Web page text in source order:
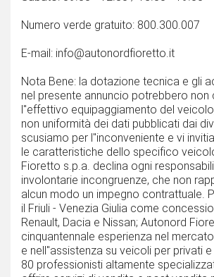
Numero verde gratuito: 800.300.007
E-mail: info@autonordfioretto.it
Nota Bene: la dotazione tecnica e gli
nel presente annuncio potrebbero non
l''effettivo equipaggiamento del
non uniformità dei dati pubblicati dai
scusiamo per l''inconveniente e vi
le caratteristiche dello specifico
Fioretto s.p.a. declina ogni
involontarie incongruenze, che non
alcun modo un impegno contrattuale.
il Friuli - Venezia Giulia come
Renault, Dacia e Nissan; Autonord
cinquantennale esperienza nel
e nell''assistenza su veicoli per privati
80 professionisti altamente